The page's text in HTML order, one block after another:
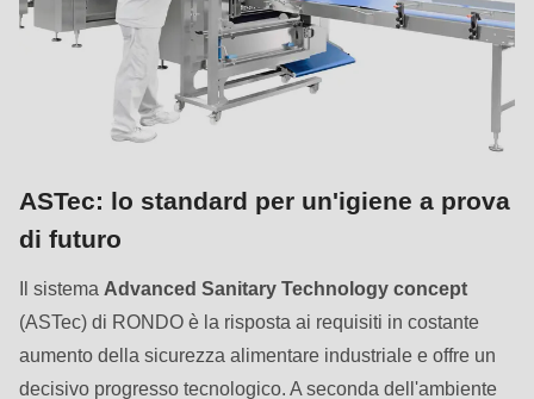
ASTec: lo standard per un'igiene a prova
di futuro
Il sistema Advanced Sanitary Technology concept
(ASTec) di RONDO è la risposta ai requisiti in costante
aumento della sicurezza alimentare industriale e offre un
decisivo progresso tecnologico. A seconda dell'ambiente